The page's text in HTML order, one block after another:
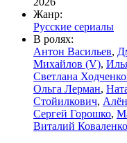
Жанр:
Русские сериалы
В ролях:
Антон Васильев,
Михайлов (V),
Светлана
Ольга Лерман,
Стойилкович,
Сергей Горошко,
Виталий Коваленко